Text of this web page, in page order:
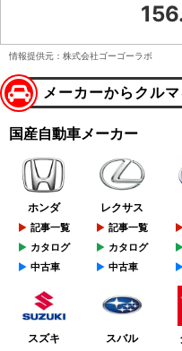
情報提供元：株式会社ゴーゴーラボ
メーカーからクル
国産自動車メーカー
ホンダ
記事一覧
カタログ
中古車
レクサス
記事一覧
カタログ
中古車
スズキ スバル